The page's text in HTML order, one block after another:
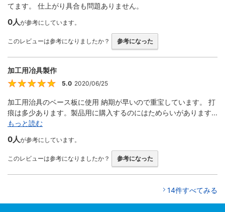
てます。 仕上がり具合も問題ありません。
0人が参考にしています。
このレビューは参考になりましたか？ 参考になった
加工用冶具製作
5
5.0 2020/06/25
加工用治具のベース板に使用 納期が早いので重宝しています。 打
痕は多少あります。製品用に購入するのにはためらいがあります...
もっと読む
0人が参考にしています。
このレビューは参考になりましたか？ 参考になった
14件すべてみる